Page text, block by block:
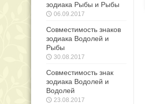
зодиака Рыбы и Рыбы
06.09.2017
Совместимость знаков
зодиака Водолей и
Рыбы
30.08.2017
Совместимость знак
зодиака Водолей и
Водолей
23.08.2017